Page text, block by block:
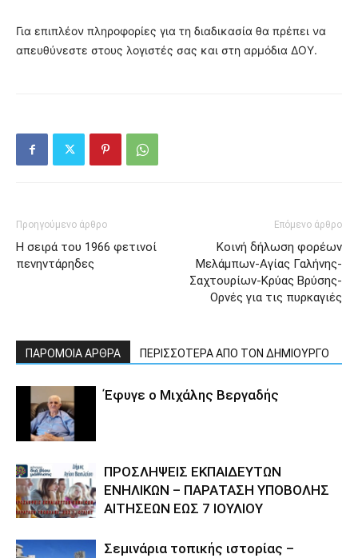
Για επιπλέον πληροφορίες για τη διαδικασία θα πρέπει να
απευθύνεστε στους λογιστές σας και στη αρμόδια ΔΟΥ.
Προηγούμενο άρθρο
Η σειρά του 1966 φετινοί
πενηντάρηδες
Επόμενο άρθρο
Κοινή δήλωση φορέων
Μελάμπων-Αγίας Γαλήνης-
Σαχτουρίων-Κρύας Βρύσης-
Ορνές για τις πυρκαγιές
ΠΑΡΟΜΟΙΑ ΑΡΘΡΑ ΠΕΡΙΣΣΟΤΕΡΑ ΑΠΟ ΤΟΝ ΔΗΜΙΟΥΡΓΟ
Έφυγε ο Μιχάλης Βεργαδής
ΠΡΟΣΛΗΨΕΙΣ ΕΚΠΑΙΔΕΥΤΩΝ
ΕΝΗΛΙΚΩΝ – ΠΑΡΑΤΑΣΗ ΥΠΟΒΟΛΗΣ
ΑΙΤΗΣΕΩΝ ΕΩΣ 7 ΙΟΥΛΙΟΥ
Σεμινάρια τοπικής ιστορίας –